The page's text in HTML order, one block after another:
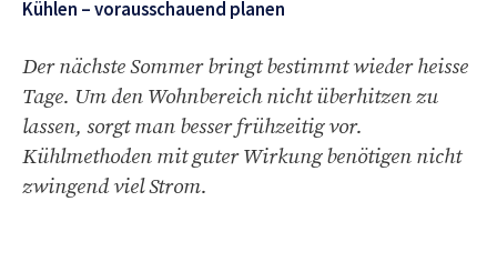
Kühlen – vorausschauend planen
Der nächste Sommer bringt bestimmt wieder heisse
Tage. Um den Wohnbereich nicht überhitzen zu
lassen, sorgt man besser frühzeitig vor.
Kühlmethoden mit guter Wirkung benötigen nicht
zwingend viel Strom.